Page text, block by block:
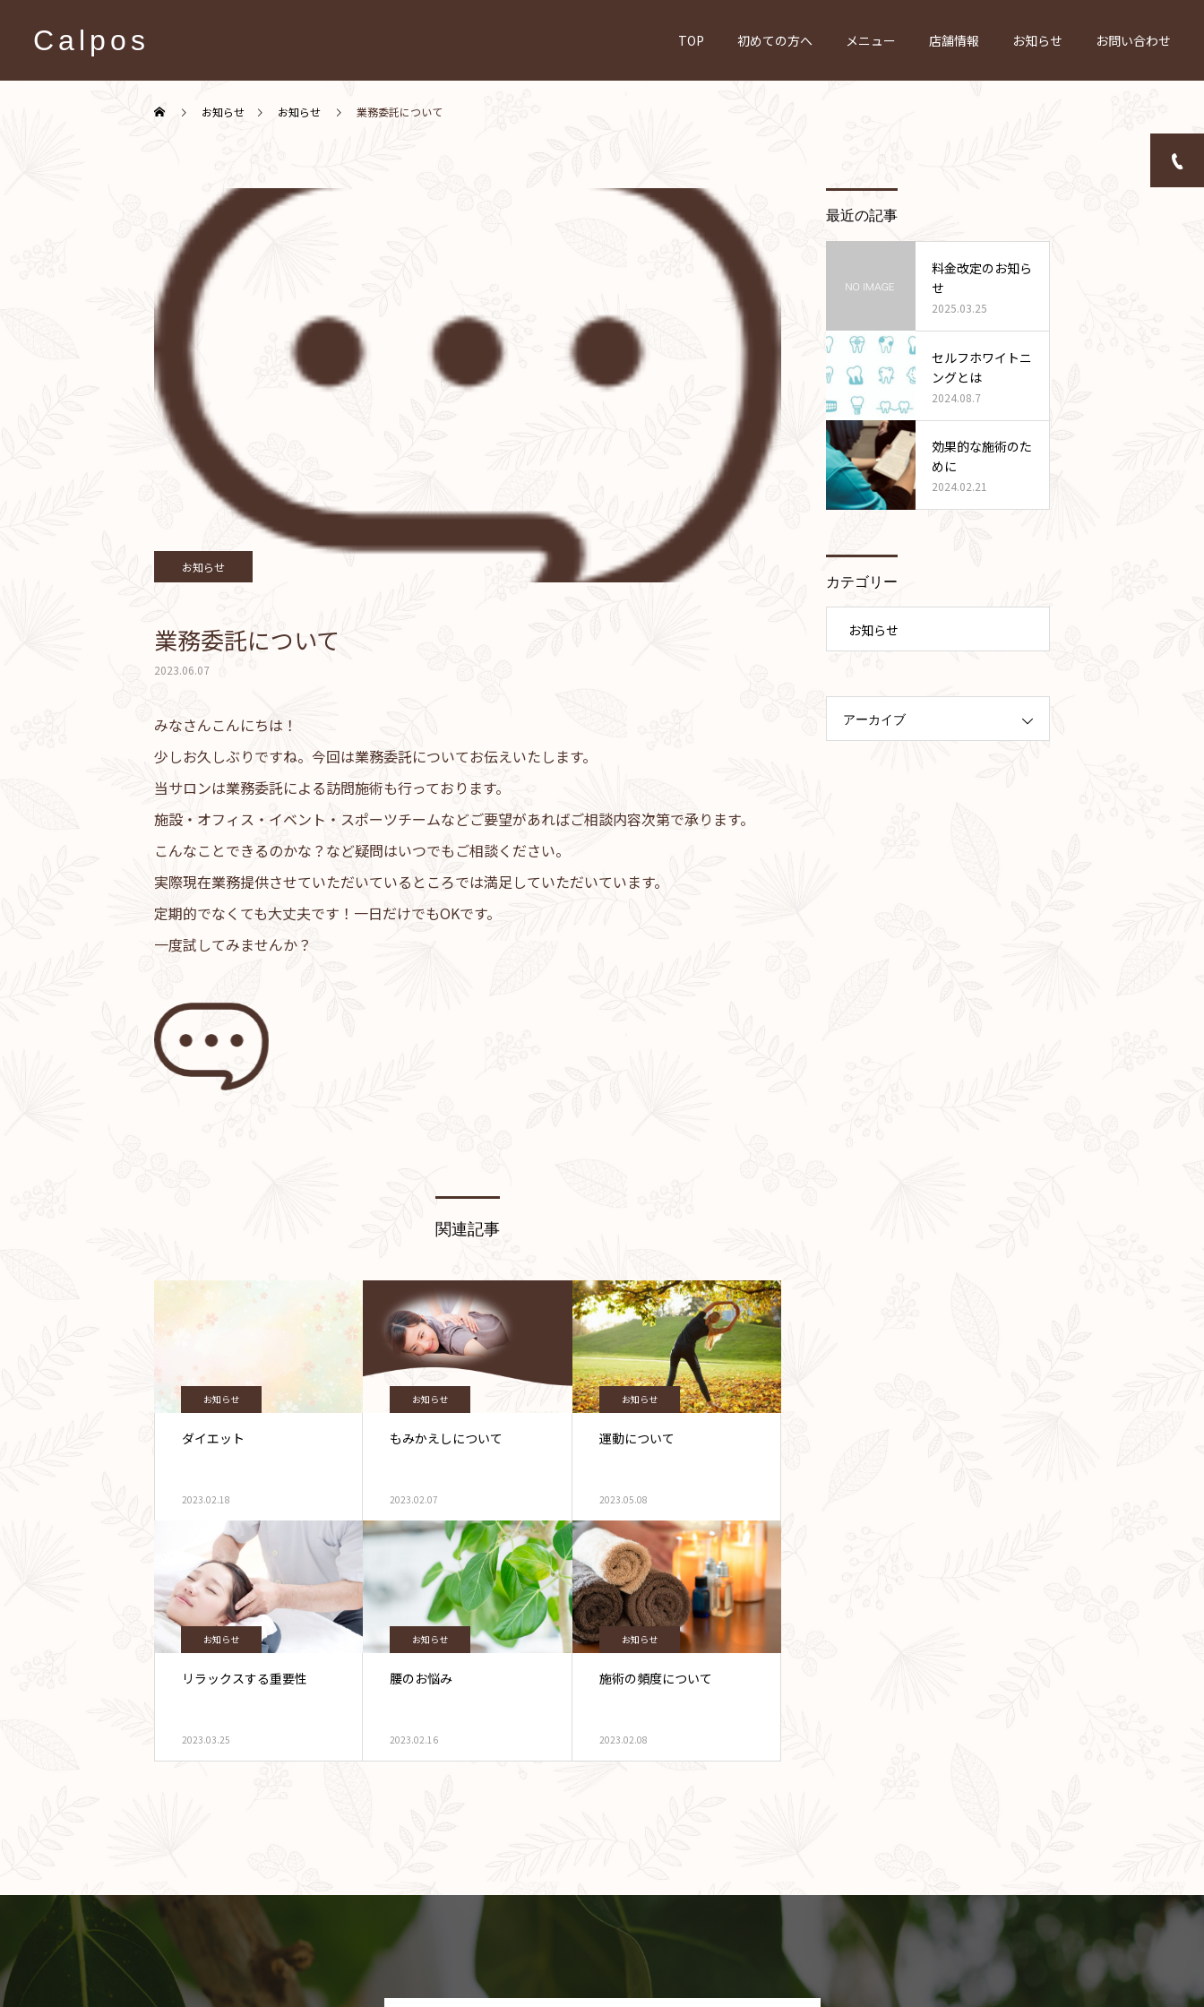
Calpos TOP 初めての方へ メニュー 店舗情報 お知らせ お問い合わせ
お知らせ お知らせ 業務委託について
お知らせ
業務委託について
2023.06.07
みなさんこんにちは！
少しお久しぶりですね。今回は業務委託についてお伝えいたします。
当サロンは業務委託による訪問施術も行っております。
施設・オフィス・イベント・スポーツチームなどご要望があればご相談内容次第で承ります。
こんなことできるのかな？など疑問はいつでもご相談ください。
実際現在業務提供させていただいているところでは満足していただいています。
定期的でなくても大丈夫です！一日だけでもOKです。
一度試してみませんか？
関連記事
お知らせ
ダイエット
2023.02.18
お知らせ
もみかえしについて
2023.02.07
お知らせ
運動について
2023.05.08
お知らせ
リラックスする重要性
2023.03.25
お知らせ
腰のお悩み
2023.02.16
お知らせ
施術の頻度について
2023.02.08
最近の記事
料金改定のお知ら
せ
2025.03.25
セルフホワイトニ
ングとは
2024.08.7
効果的な施術のた
めに
2024.02.21
カテゴリー
お知らせ
アーカイブ